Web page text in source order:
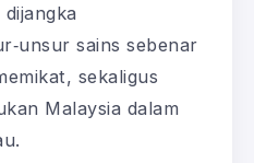
sains sebenar
sekaligus
Malaysia dalam